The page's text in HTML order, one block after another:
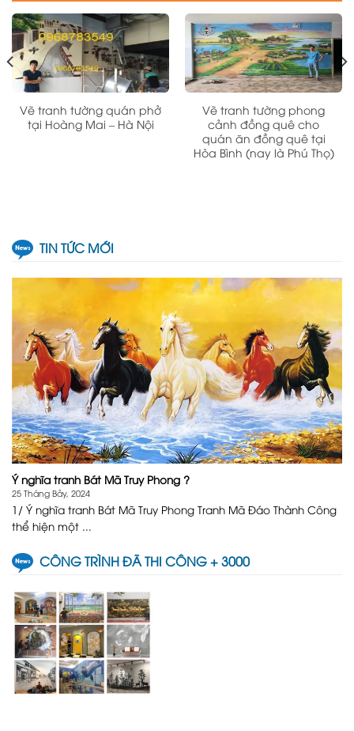
Vẽ tranh tường quán phở
tại Hoàng Mai – Hà Nội
Vẽ tranh tường phong
cảnh đồng quê cho
quán ăn đồng quê tại
Hòa Bình (nay là Phú Thọ)
TIN TỨC MỚI
Ý nghĩa tranh Bát Mã Truy Phong ?
25 Tháng Bảy, 2024
1/ Ý nghĩa tranh Bát Mã Truy Phong Tranh Mã Đáo Thành Công
thể hiện một ...
CÔNG TRÌNH ĐÃ THI CÔNG + 3000